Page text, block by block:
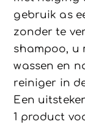
gebruik as
zonder te
shampoo, u
wassen en
reiniger in
Een
1 product